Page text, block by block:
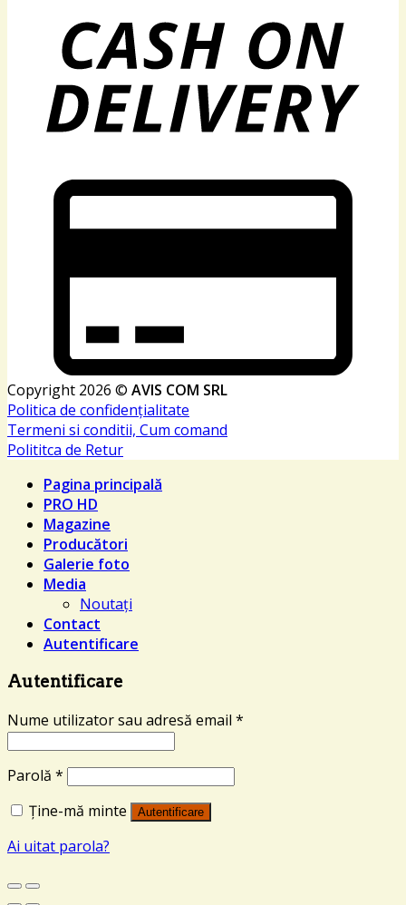
Copyright 2026 © AVIS COM SRL
Politica de confidențialitate
Termeni si conditii, Cum comand
Polititca de Retur
Pagina principală
PRO HD
Magazine
Producători
Galerie foto
Media
Noutați
Contact
Autentificare
Autentificare
Nume utilizator sau adresă email *
Parolă *
Ține-mă minte
Autentificare
Ai uitat parola?